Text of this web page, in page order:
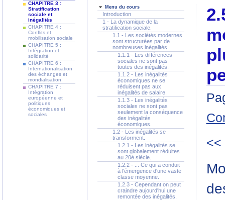
CHAPITRE 3 :
Stratification
sociale et
inégalités
CHAPITRE 4 :
Conflits et
mobilisation sociale
CHAPITRE 5 :
Intégration et
solidarité
CHAPITRE 6 :
Internationalisation
des échanges et
mondialisation
CHAPITRE 7 :
Intégration
européenne et
politiques
économiques et
sociales
Menu du cours
Introduction
1 - La dynamique de la
stratification sociale.
1.1 - Les sociétés modernes
sont structurées par de
nombreuses inégalités.
1.1.1 - Les différences
sociales ne sont pas
toutes des inégalités.
1.1.2 - Les inégalités
économiques ne se
réduisent pas aux
inégalités de salaire.
1.1.3 - Les inégalités
sociales ne sont pas
seulement la conséquence
des inégalités
économiques.
1.2 - Les inégalités se
transforment.
1.2.1 - Les inégalités se
sont globalement réduites
au 20è siècle.
1.2.2 - ... Ce qui a conduit
à l'émergence d'une vaste
classe moyenne.
1.2.3 - Cependant on peut
craindre aujourd'hui une
remontée des inégalités.
<<